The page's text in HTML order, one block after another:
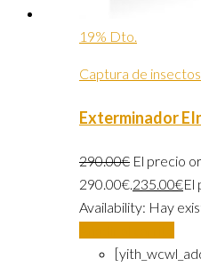
19% Dto.
Captura de insectos
Exterminador
290.00€ El precio
290.00€.235.00€El
Availability: Hay